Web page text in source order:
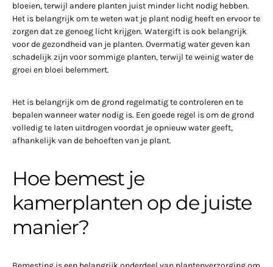
bloeien, terwijl andere planten juist minder licht nodig hebben.
Het is belangrijk om te weten wat je plant nodig heeft en ervoor te
zorgen dat ze genoeg licht krijgen. Watergift is ook belangrijk
voor de gezondheid van je planten. Overmatig water geven kan
schadelijk zijn voor sommige planten, terwijl te weinig water de
groei en bloei belemmert.
Het is belangrijk om de grond regelmatig te controleren en te
bepalen wanneer water nodig is. Een goede regel is om de grond
volledig te laten uitdrogen voordat je opnieuw water geeft,
afhankelijk van de behoeften van je plant.
Hoe bemest je
kamerplanten op de juiste
manier?